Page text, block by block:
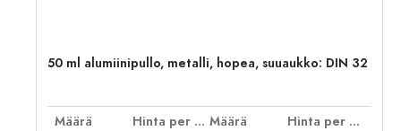
50 ml alumiinipullo, metalli, hopea, suuaukko: DIN 32
Määrä Hinta per kpl Määrä
Hinta per kpl